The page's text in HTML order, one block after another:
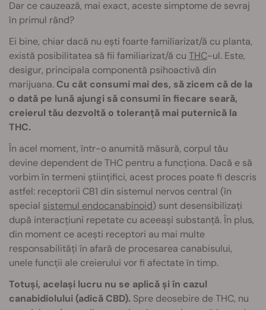
Dar ce cauzează, mai exact, aceste simptome de sevraj
în primul rând?
Ei bine, chiar dacă nu ești foarte familiarizat/ă cu planta,
există posibilitatea să fii familiarizat/ă cu THC-ul. Este,
desigur, principala componentă psihoactivă din
marijuana. Cu cât consumi mai des, să zicem că de la
o dată pe lună ajungi să consumi în fiecare seară,
creierul tău dezvoltă o toleranță mai puternică la
THC.
În acel moment, într-o anumită măsură, corpul tău
devine dependent de THC pentru a funcționa. Dacă e să
vorbim în termeni științifici, acest proces poate fi descris
astfel: receptorii CB1 din sistemul nervos central (în
special sistemul endocanabinoid) sunt desensibilizați
după interacțiuni repetate cu aceeași substanță. În plus,
din moment ce acești receptori au mai multe
responsabilități în afară de procesarea canabisului,
unele funcții ale creierului vor fi afectate în timp.
Totuși, același lucru nu se aplică și în cazul
canabidiolului (adică CBD). Spre deosebire de THC, nu